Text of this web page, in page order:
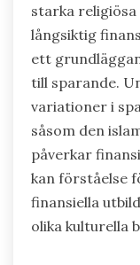
starka
långsiktig
ett
till sparande.
variationer i
såsom den
påverkar
kan förståelse
finansiella
olika kulturella